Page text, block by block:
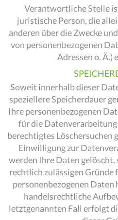
Verantwortliche Stelle
juristische Person, die
anderen über die Zwecke
von personenbezogenen
Adressen o. Ä.)
Soweit innerhalb dieser
speziellere Speicherdauer
Ihre personenbezogenen
für die
berechtigtes Löschersuchen
Einwilligung zur
werden Ihre Daten gelöscht,
rechtlich zulässigen Gründe
personenbezogenen Daten
handelsrechtliche
letztgenannten Fall erfolgt